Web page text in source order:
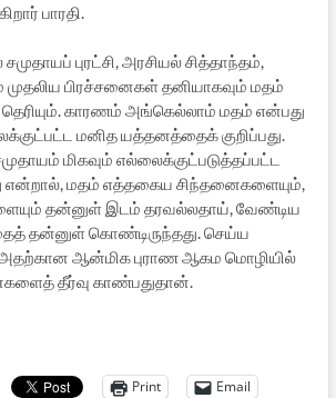
பாரதி.
புரட்சி, அரசியல் சித்தாந்தம்,
பிரச்சனைகள் தனியாகவும் மதம்
தெரியும். காரணம் அங்கெல்லாம் மதம் என்பது
மனித யத்தனத்தைக் குறிப்பது.
மிகவும் எல்லைக்குட்படுத்தப்பட்ட
என்றால், மதம் எத்தகைய சிந்தனைகளையும்,
தன்னுள் இடம் தரவல்லதாய், வேண்டிய
தன்னுள் கொண்டிருந்தது. செய்ய
ஆன்மிக புராண ஆகம மொழியில்
தீர்வு காண்பதுதான்.
Print Email